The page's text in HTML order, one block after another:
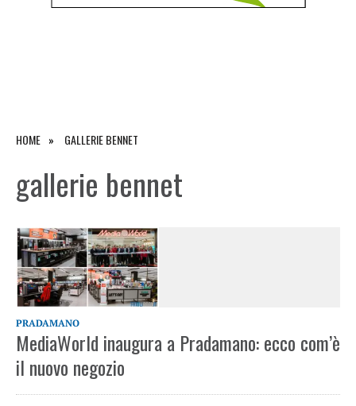
HOME GALLERIE BENNET
gallerie bennet
PRADAMANO
MediaWorld inaugura a Pradamano: ecco com’è
il nuovo negozio